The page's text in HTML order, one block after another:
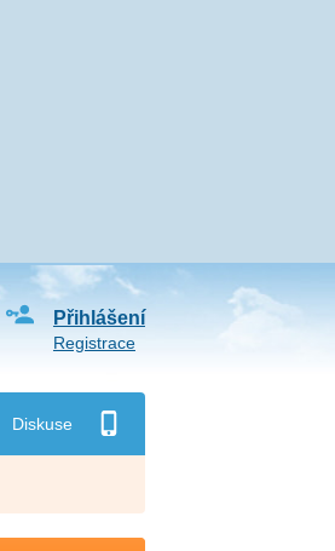
Diskuse
Přihlášení
Registrace